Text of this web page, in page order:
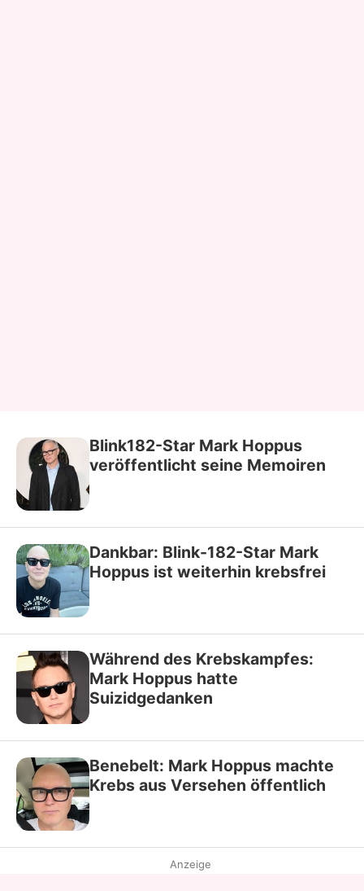
Blink182-Star Mark Hoppus
veröffentlicht seine Memoiren
Dankbar: Blink-182-Star Mark
Hoppus ist weiterhin krebsfrei
Während des Krebskampfes:
Mark Hoppus hatte
Suizidgedanken
Benebelt: Mark Hoppus machte
Krebs aus Versehen öffentlich
Anzeige